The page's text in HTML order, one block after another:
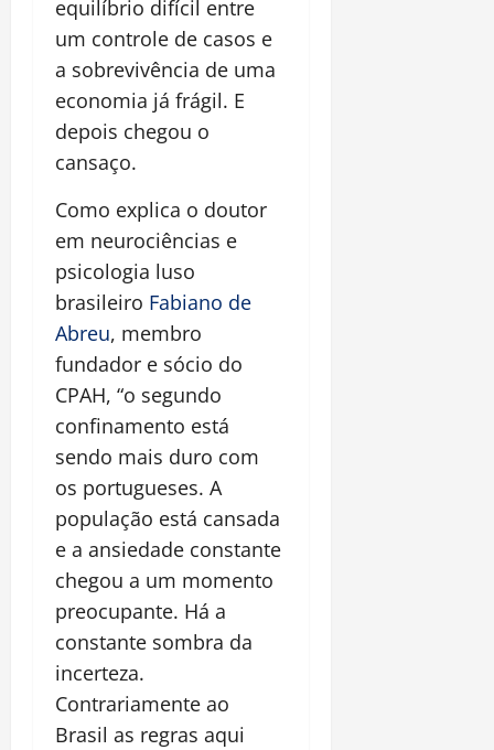
equilíbrio difícil entre
um controle de casos e
a sobrevivência de uma
economia já frágil. E
depois chegou o
cansaço.
Como explica o doutor
em neurociências e
psicologia luso
brasileiro Fabiano de
Abreu, membro
fundador e sócio do
CPAH, “o segundo
confinamento está
sendo mais duro com
os portugueses. A
população está cansada
e a ansiedade constante
chegou a um momento
preocupante. Há a
constante sombra da
incerteza.
Contrariamente ao
Brasil as regras aqui